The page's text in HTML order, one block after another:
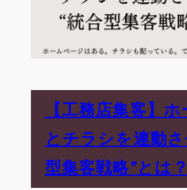
【工務店集客】
とチラシを連動
型集客戦略”とは？